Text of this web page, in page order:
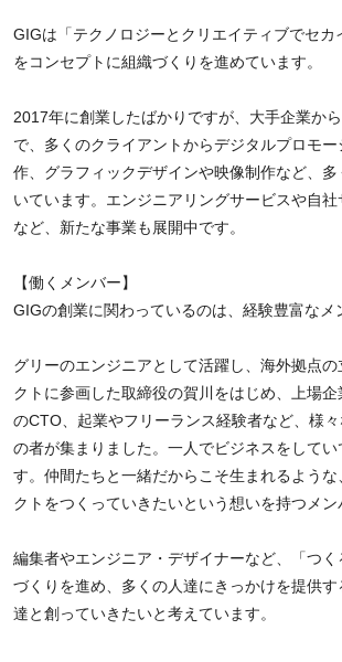
GIGは「テクノロジーとクリエイティブでセカ
をコンセプトに組織づくりを進めています。
2017年に創業したばかりですが、大手企業か
で、多くのクライアントからデジタルプロモー
作、グラフィックデザインや映像制作など、
いています。エンジニアリングサービスや自
など、新たな事業も展開中です。
【働くメンバー】
GIGの創業に関わっているのは、経験豊富なメ
グリーのエンジニアとして活躍し、海外拠点の
クトに参画した取締役の賀川をはじめ、上場
のCTO、起業やフリーランス経験者など、様
の者が集まりました。一人でビジネスをしてい
す。仲間たちと一緒だからこそ生まれるよう
クトをつくっていきたいという想いを持つメン
編集者やエンジニア・デザイナーなど、「つ
づくりを進め、多くの人達にきっかけを提供す
達と創っていきたいと考えています。